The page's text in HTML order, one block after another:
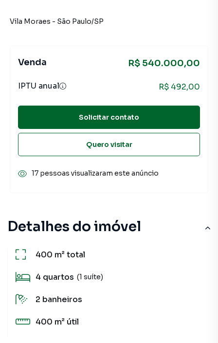
Detalhes do imóvel
400 m²total
4 quartos (1 suíte)
2 banheiros
400 m² útil
Vila Moraes - São Paulo/SP
Venda R$ 540.000,00
IPTU anual R$ 492,00
Solicitar contato
Quero visitar
17 pessoas visualizaram este anúncio